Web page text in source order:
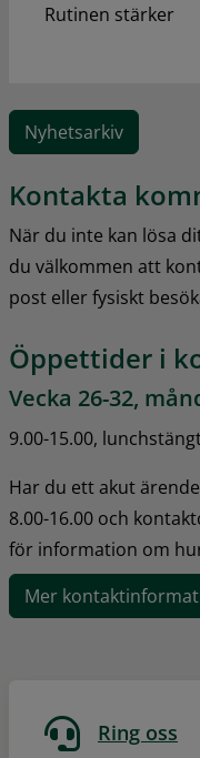
Rutinen stärker
Nyhetsarkiv
Kontakta
När du inte kan lösa
du välkommen att
post eller fysiskt
Öppettider i
Vecka 26-32,
9.00-15.00,
Har du ett akut
8.00-16.00 och
för information om
Mer
Ring oss